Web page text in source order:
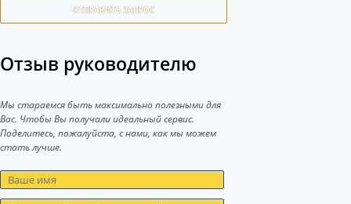
ОТПРАВИТЬ ЗАПРОС
Отзыв руководителю
Мы стараемся быть максимально полезными для
Вас. Чтобы Вы получали идеальный сервис.
Поделитесь, пожалуйста, с нами, как мы можем
стать лучше.